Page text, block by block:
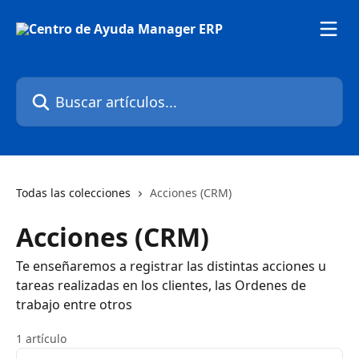
Buscar artículos...
Todas las colecciones Acciones (CRM)
Acciones (CRM)
Te enseñaremos a registrar las distintas acciones u
tareas realizadas en los clientes, las Ordenes de
trabajo entre otros
1 artículo